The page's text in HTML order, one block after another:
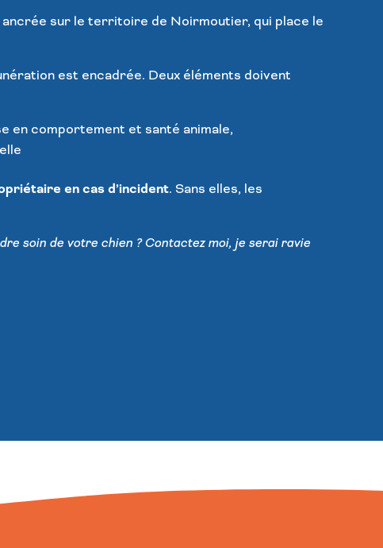
sur le territoire de Noirmoutier, qui place le
est encadrée. Deux éléments doivent
en comportement et santé animale,
en cas d’incident. Sans elles, les
soin de votre chien ? Contactez moi, je serai ravie